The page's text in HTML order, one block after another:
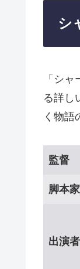
シ
「シ
る詳し
く物語
監督
脚本家
出演者